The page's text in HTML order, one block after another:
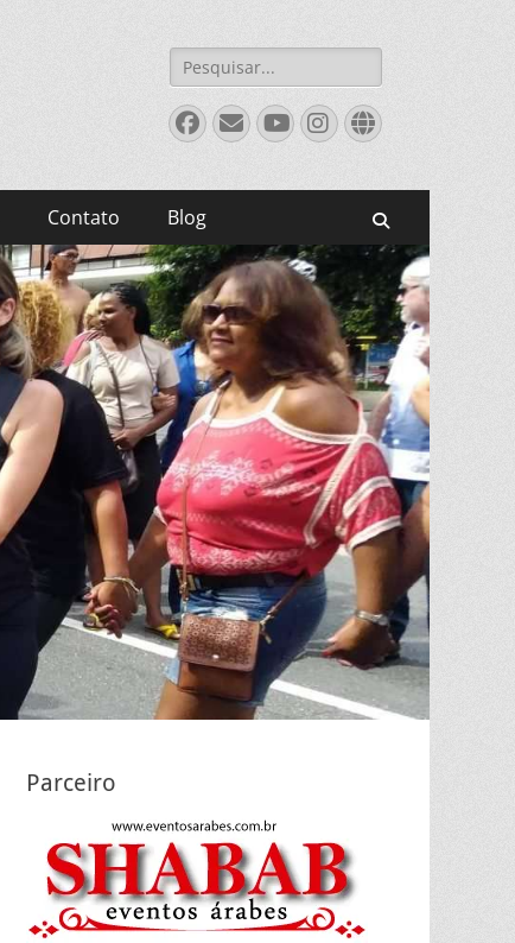
Pesquisar
por:
Facebook
EmailYouTube
Instagram
Website
Contato Blog
Parceiro